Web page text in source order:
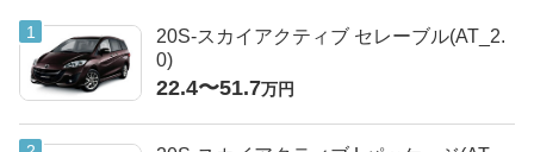
20S-スカイアクティブ セレーブル(AT_2.
0)
22.4〜51.7万円